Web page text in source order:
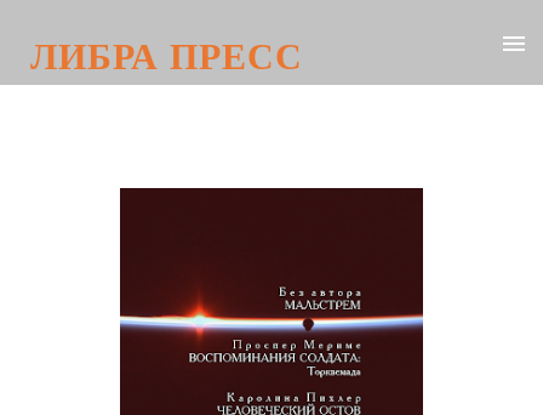
ЛИБРА ПРЕСС
Каролина Пихлер. Человеческий